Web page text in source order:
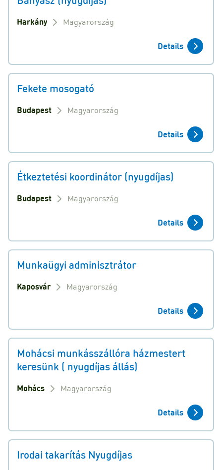
Harkány Magyarország
Details
Fekete mosogató
Budapest Magyarország
Details
Étkeztetési koordinátor (nyugdíjas)
Budapest Magyarország
Details
Munkaügyi adminisztrátor
Kaposvár Magyarország
Details
Mohácsi munkásszállóra házmestert
keresünk ( nyugdíjas állás)
Mohács Magyarország
Details
Irodai takarítás Nyugdíjas